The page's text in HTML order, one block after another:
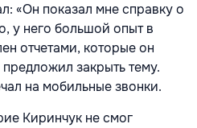
«Он показал мне справку о
у него большой опыт в
отчетами, которые он
закрыть тему.
на мобильные звонки.
Киринчук не смог